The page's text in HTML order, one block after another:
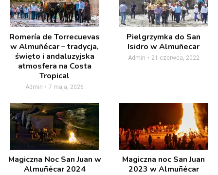
Romería de Torrecuevas
w Almuñécar – tradycja,
święto i andaluzyjska
atmosfera na Costa
Tropical
Admin 7 maja, 2026
Pielgrzymka do San
Isidro w Almuñecar
Admin 21 czerwca, 2022
Magiczna Noc San Juan w
Almuñécar 2024
Magiczna noc San Juan
2023 w Almuñécar